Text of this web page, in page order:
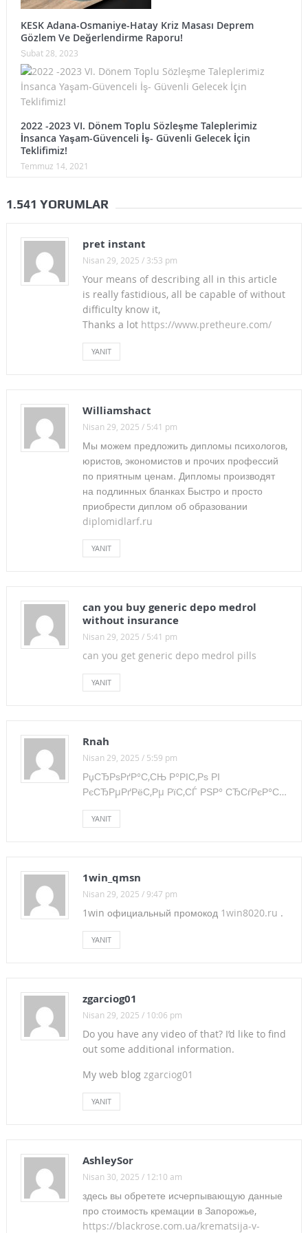
CHP’DEN KESK’E ZİYARET!
2016 MERKEZİ YÖNETİM BÜTÇESİ ANALİZİ
DEVLET TİYATROLARI GENEL MÜDÜRLÜĞÜ 2015/2. DÖNEM
KİK TOPLANTI TUTANAĞI
KADINLAR ESNEK ÇALIŞMANIN KALDIRACI YAPILACAK
LANETLİYORUZ !
VİJDANLARDA AKLANMAYAN 17-25 ARALIK YOLSUZLUK ve
RÜŞVET OPERASYONUNU UNUTMADIK!
ANAYASA MAHKEMESİNDEN HARCIRAH KANUNU İLE İLGİLİ
BARIŞ KARANFİLLERİMİZİ ANDIK! YASTAYIZ! İSYANDAYIZ!
EMEKÇİLERE,HALKA YIKILMIŞTIR!
PEŞİN,TEK SEFERDE BİR KİŞİYE 1700 TL MAAŞ
PROMOSYONU.
İŞ GÜVENCEMİZDEN TAVİZ VERMEYECEĞİMİZİ KPDK’DA
BİR KEZ DAHA İLAN ETTİK!
GÜLTEN AKIN’NI SONSUZLUĞA UĞURLADIK
TOPLU İŞ SÖZLEŞMESİ ALDATMACASI
CUMHURİYETİMİZİN 92. YILI KUTLU OLSUN !
PROF.DR. NURHAN KARADAĞ VEFAT ETTİ!
SANAT KURUMLARI SEZON AÇIYOR
10 EKİM’DE ANKARA’DA EMEK, BARIŞ, DEMOKRASİ
ACI KAYBIMIZ…
BASINA VE KAMUOYUNA
ARTIK YETER! DAHA FAZLA TABUT TAŞIMAK İSTEMİYORUZ!
KESK-DİSK-TMMOB-TTB:
HÜKUMETİN TEKLİFİ ENFLASYON ORANININ ALTINDADIR.
KAMU EMEKÇİLERİNİN HAKLARINI TEKRAR PEŞKEŞ
SATIŞA İZİN VERMEYECEĞİZ
TOPLU SÖZLEŞME HESAPLARI
YENİ BİR SATIŞ SÖZLEŞMESİ İSTEMİYORUZ
KESK Adana-Osmaniye-Hatay Kriz Masası Deprem
Gözlem Ve Değerlendirme Raporu!
Şubat 28, 2023
2022 -2023 VI. Dönem Toplu Sözleşme Taleplerimiz
İnsanca Yaşam-Güvenceli İş- Güvenli Gelecek İçin
Teklifimiz!
Temmuz 14, 2021
1.541 YORUMLAR
pret instant
Nisan 29, 2025 / 3:53 pm
Your means of describing all in this article
is really fastidious, all be capable of without
difficulty know it,
Thanks a lot https://www.pretheure.com/
YANIT
Williamshact
Nisan 29, 2025 / 5:41 pm
Мы можем предложить дипломы психологов,
юристов, экономистов и прочих профессий
по приятным ценам. Дипломы производят
на подлинных бланках Быстро и просто
приобрести диплом об образовании
diplomidlarf.ru
YANIT
can you buy generic depo medrol
without insurance
Nisan 29, 2025 / 5:41 pm
can you get generic depo medrol pills
YANIT
Rnah
Nisan 29, 2025 / 5:59 pm
РџСЂРѕРґР°С‚СЊ Р°РІС‚Рѕ РІ
РєСЂРµРґРёС‚Рµ РїС‚СЃ РЅР° СЂСѓРєР°С…
YANIT
1win_qmsn
Nisan 29, 2025 / 9:47 pm
1win официальный промокод 1win8020.ru .
YANIT
zgarciog01
Nisan 29, 2025 / 10:06 pm
Do you have any video of that? I’d like to find
out some additional information.
My web blog zgarciog01
YANIT
AshleySor
Nisan 30, 2025 / 12:10 am
здесь вы обретете исчерпывающую данные
про стоимость кремации в Запорожье,
https://blackrose.com.ua/krematsija-v-